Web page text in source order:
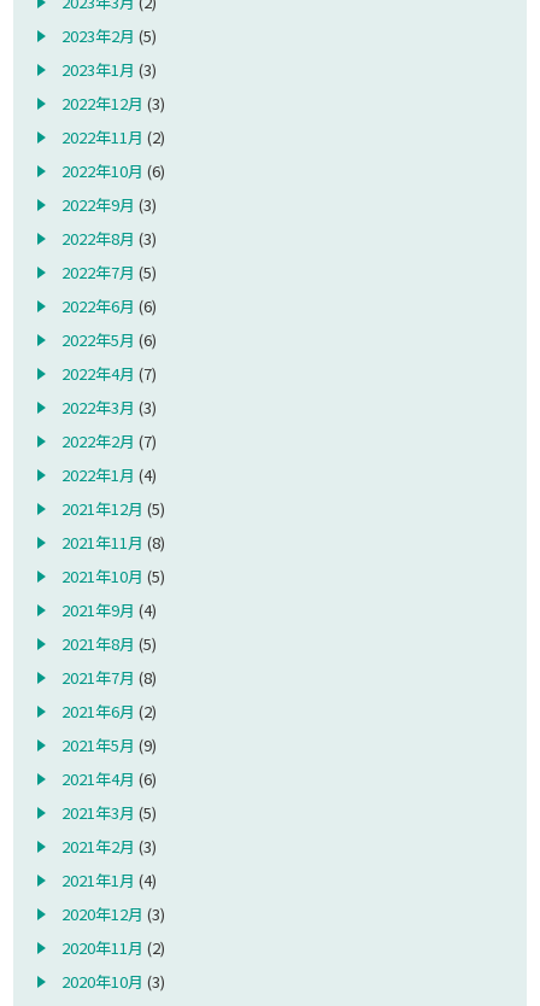
2023年2月 (5)
2023年1月 (3)
2022年12月 (3)
2022年11月 (2)
2022年10月 (6)
2022年9月 (3)
2022年8月 (3)
2022年7月 (5)
2022年6月 (6)
2022年5月 (6)
2022年4月 (7)
2022年3月 (3)
2022年2月 (7)
2022年1月 (4)
2021年12月 (5)
2021年11月 (8)
2021年10月 (5)
2021年9月 (4)
2021年8月 (5)
2021年7月 (8)
2021年6月 (2)
2021年5月 (9)
2021年4月 (6)
2021年3月 (5)
2021年2月 (3)
2021年1月 (4)
2020年12月 (3)
2020年11月 (2)
2020年10月 (3)